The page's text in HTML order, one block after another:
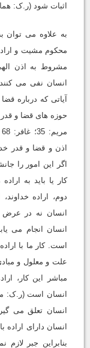
اثبات شود (ر.ک: همان، ج
به علاوه مى توان
آیاتى که درباره
اذن و قضا و قدر
اگر این امور را
کار یا باید به
دوم، اراده
انسان نه در عرض
انسان انجام مى
است. کار ما با
علت و معلول و
مباشر این کار،
انسان تعلق مى
انسان داراى
بنابراین جبر